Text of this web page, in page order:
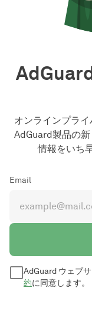
オンラインプライ
AdGuard製品の
情報をいち
Email
AdGuard ウェブ
約に同意します。